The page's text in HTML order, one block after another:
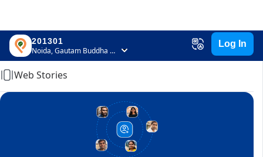
201301
Noida, Gautam Buddha Nagar, Uttar Pradesh
Log In
Home
Web Stories